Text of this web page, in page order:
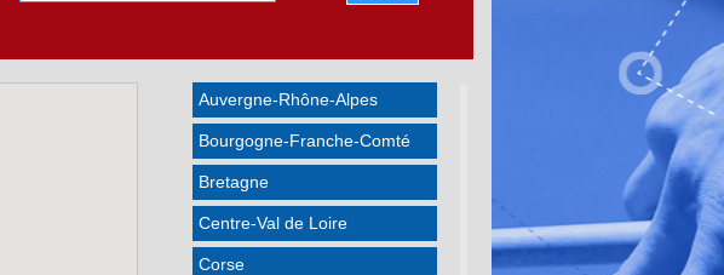
Auvergne-Rhône-Alpes
Bourgogne-Franche-Comté
Bretagne
Centre-Val de Loire
Corse